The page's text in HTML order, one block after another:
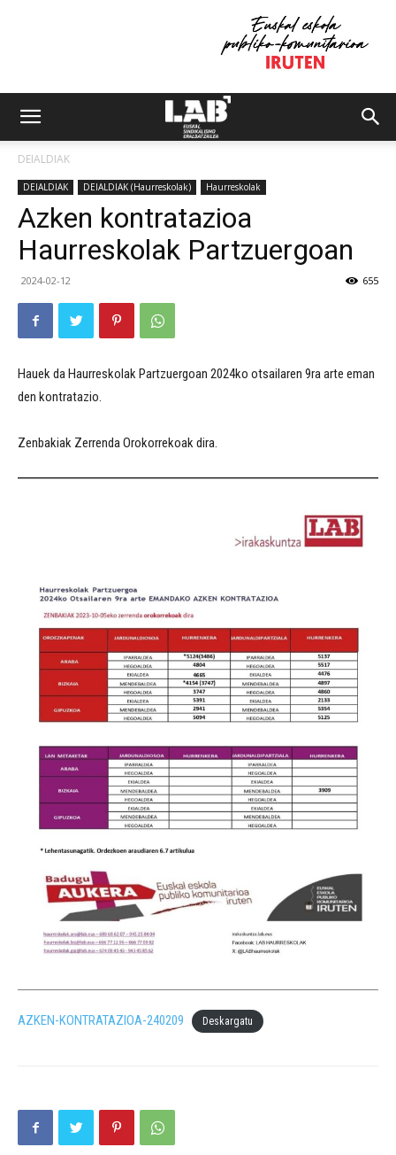
DEIALDIAK
DEIALDIAK DEIALDIAK (Haurreskolak) Haurreskolak
Azken kontratazioa
Haurreskolak Partzuergoan
2024-02-12 655
Hauek da Haurreskolak Partzuergoan 2024ko otsailaren 9ra arte eman
den kontratazio.
Zenbakiak Zerrenda Orokorrekoak dira.
AZKEN-KONTRATAZIOA-240209 Deskargatu